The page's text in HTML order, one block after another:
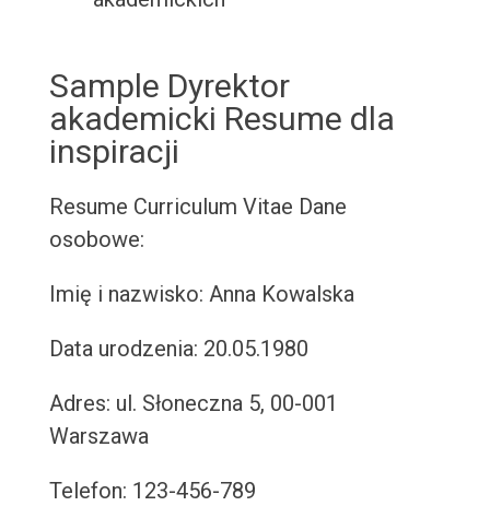
Sample Dyrektor
akademicki Resume dla
inspiracji
Resume Curriculum Vitae Dane
osobowe:
Imię i nazwisko: Anna Kowalska
Data urodzenia: 20.05.1980
Adres: ul. Słoneczna 5, 00-001
Warszawa
Telefon: 123-456-789